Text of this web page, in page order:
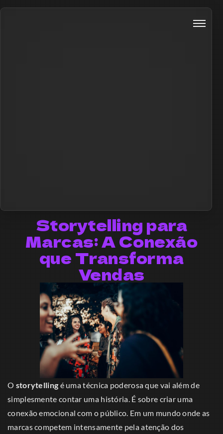
Storytelling para
Marcas: A Conexão
que Transforma
Vendas
O storytelling é uma técnica poderosa que vai além de
simplesmente contar uma história. É sobre criar uma
conexão emocional com o público. Em um mundo onde as
marcas competem intensamente pela atenção dos